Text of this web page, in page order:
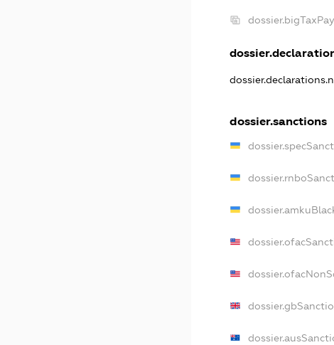
dossier.sanctions